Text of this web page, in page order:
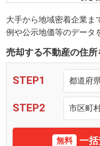
大手から地域密着企業ま
例や公示地価等のデータ
売却する不動産の住所
STEP1
STEP2
無料 一